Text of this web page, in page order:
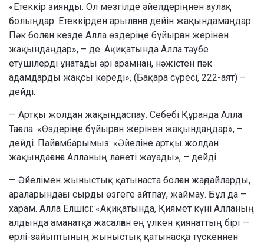
«Етеккір зиянды. Ол мезгілде әйелдеріңнен аулақ
болыңдар. Етеккірден арылғанға дейін жақындамаңдар.
Пәк болған кезде Алла өздеріңе бұйырған жерінен
жақындаңдар», – де. Ақиқатында Алла тәубе
етушілерді ұнатады әрі арамнан, нәжістен пәк
адамдарды жақсы көреді», (Бақара сүресі, 222-аят) –
дейді.
— Артқы жолдан жақындаспау. Себебі Құранда Алла
Тағала: «Өздеріңе бұйырған жерінен жақындаңдар», –
дейді. Пайғамбарымыз: «Әйеліне артқы жолдан
жақындағанға Алланың лағнеті жауады», – дейді.
— Әйелімен жыныстық қатынаста болған жағдайларды,
араларындағы сырды өзгеге айтпау, жаймау. Бұл да –
харам. Алла Елшісі: «Ақиқатында, Қиямет күні Алланың
алдында аманатқа жасалған ең үлкен қиянаттың бірі —
ерлі-зайыптының жыныстық қатынасқа түскеннен